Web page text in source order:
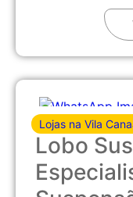
Lojas na Vila
Lobo